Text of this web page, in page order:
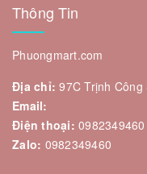
Thông Tin
Phuongmart.com
Địa chỉ: 97C Trịnh Công
Email:
Điện thoại: 0982349460
Zalo: 0982349460